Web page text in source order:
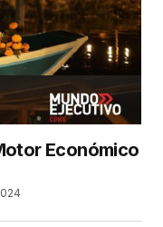
Económico